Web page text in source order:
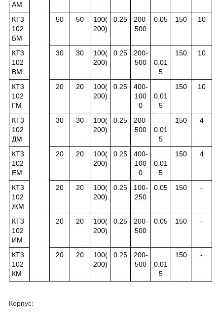
АМ
КТ3
102
БМ
50 50
100(
200)
0.25
200-
500
0.05 150 10
КТ3
102
ВМ
30 30
100(
200)
0.25
200-
500
0.01
5
150 10
КТ3
102
ГМ
20 20
100(
200)
0.25
400-
100
0
0.01
5
150 10
КТ3
102
ДМ
30 30
100(
200)
0.25
200-
500
0.01
5
150 4
КТ3
102
ЕМ
20 20
100(
200)
0.25
400-
100
0
0.01
5
150 4
КТ3
102
ЖМ
20 20
100(
200)
0.25
100-
250
0.05 150 -
КТ3
102
ИМ
20 20
100(
200)
0.25
200-
500
0.05 150 -
КТ3
102
КМ
20 20
100(
200)
0.25
200-
500
0.01
5
150 -
Корпус: